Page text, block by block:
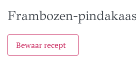
Frambozen-
Bewaar recept